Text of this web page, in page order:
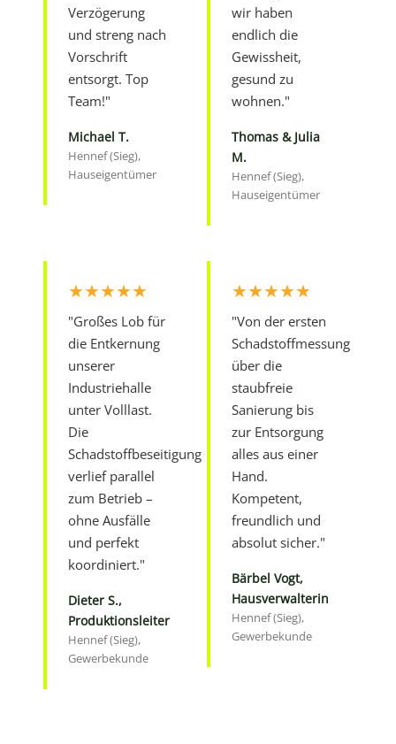
Verzögerung
und streng nach
Vorschrift
entsorgt. Top
Team!"
Michael T.
Hennef (Sieg),
Hauseigentümer
wir haben
endlich die
Gewissheit,
gesund zu
wohnen."
Thomas & Julia
M.
Hennef (Sieg),
Hauseigentümer
★★★★★
"Großes Lob für
die Entkernung
unserer
Industriehalle
unter Volllast.
Die
Schadstoffbeseitigung
verlief parallel
zum Betrieb –
ohne Ausfälle
und perfekt
koordiniert."
Dieter S.,
Produktionsleiter
Hennef (Sieg),
Gewerbekunde
★★★★★
"Von der ersten
Schadstoffmessung
über die
staubfreie
Sanierung bis
zur Entsorgung
alles aus einer
Hand.
Kompetent,
freundlich und
absolut sicher."
Bärbel Vogt,
Hausverwalterin
Hennef (Sieg),
Gewerbekunde